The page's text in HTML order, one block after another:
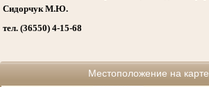
Сидорчук М.Ю.
тел. (36550) 4-15-68
Местоположение на карте